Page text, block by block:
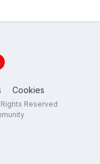
Cookies
Reserved